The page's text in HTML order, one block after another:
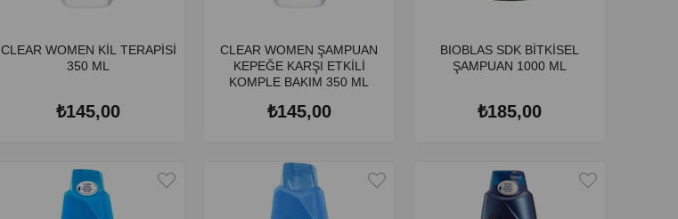
CLEAR WOMEN KİL TERAPİSİ
350 ML
₺145,00
CLEAR WOMEN ŞAMPUAN
KEPEĞE KARŞI ETKİLİ
KOMPLE BAKIM 350 ML
₺145,00
BIOBLAS SDK BİTKİSEL
ŞAMPUAN 1000 ML
₺185,00